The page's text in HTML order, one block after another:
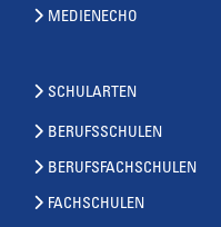
MEDIENECHO
SCHULARTEN
BERUFSSCHULEN
BERUFSFACHSCHULEN
FACHSCHULEN